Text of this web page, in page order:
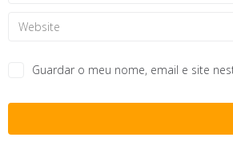
Guardar o meu nome, email e site